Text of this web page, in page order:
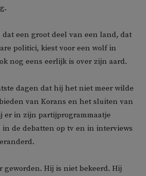
een groot deel van een land, dat
politici, kiest voor een wolf in
nog eens eerlijk is over zijn aard.
dagen dat hij het niet meer wilde
van Korans en het sluiten van
er in zijn partijprogrammaatje
in de debatten op tv en in interviews
geworden. Hij is niet bekeerd. Hij